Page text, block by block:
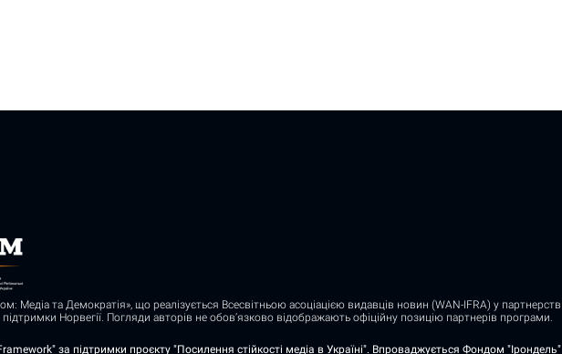
Медіа та Демократія», що реалізується Всесвітньою асоціацією видавців новин (WAN-IFRA) у
Норвегії. Погляди авторів не обов’язково відображають офіційну позицію партнерів програми.
за підтримки проєкту "Посилення стійкості медіа в Україні". Впроваджується Фондом